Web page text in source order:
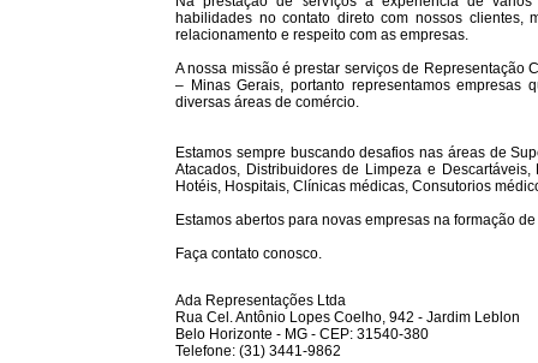
habilidades no contato direto com nossos clientes,
relacionamento e respeito com as empresas.
A nossa missão é prestar serviços de Representação
– Minas Gerais, portanto representamos empresas
diversas áreas de comércio.
Estamos sempre buscando desafios nas áreas de
Atacados, Distribuidores de Limpeza e Descartáveis,
Hotéis, Hospitais, Clínicas médicas, Consutorios
Estamos abertos para novas empresas na formação
Faça contato conosco.
Ada Representações Ltda
Rua Cel. Antônio Lopes Coelho, 942 - Jardim Leblon
Belo Horizonte - MG - CEP: 31540-380
Telefone: (31) 3441-9862